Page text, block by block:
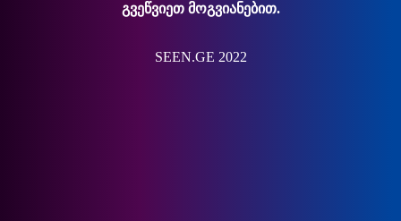
გვეწვიეთ მოგვიანებით.
SEEN.GE 2022